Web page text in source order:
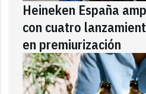
Heineken España
con cuatro
en premiurización